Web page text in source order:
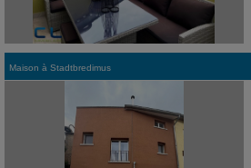
Maison à Stadtbredimus